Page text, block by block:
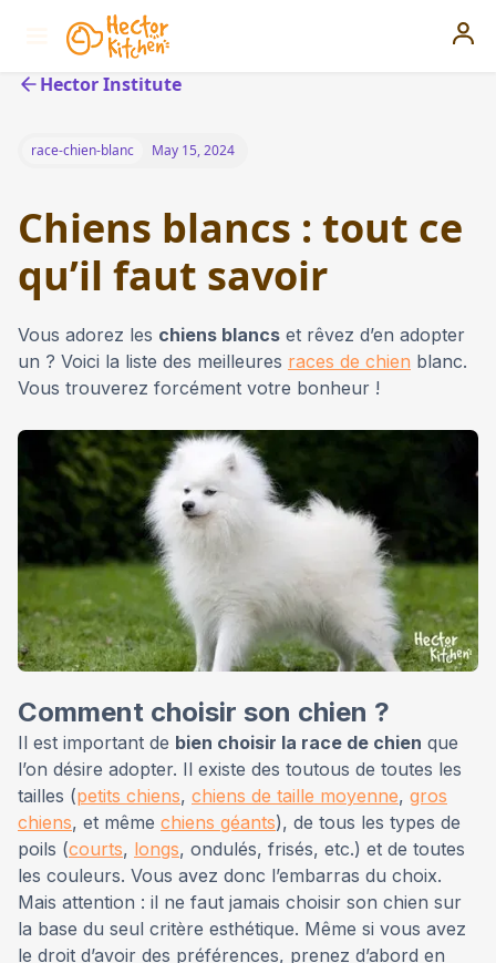
Hector Institute
race-chien-blanc May 15, 2024
Chiens blancs : tout ce
qu’il faut savoir
Vous adorez les chiens blancs et rêvez d’en adopter
un ? Voici la liste des meilleures races de chien blanc.
Vous trouverez forcément votre bonheur !
Comment choisir son chien ?
Il est important de bien choisir la race de chien que
l’on désire adopter. Il existe des toutous de toutes les
tailles (petits chiens, chiens de taille moyenne, gros
chiens, et même chiens géants), de tous les types de
poils (courts, longs, ondulés, frisés, etc.) et de toutes
les couleurs. Vous avez donc l’embarras du choix.
Mais attention : il ne faut jamais choisir son chien sur
la base du seul critère esthétique. Même si vous avez
le droit d’avoir des préférences, prenez d’abord en